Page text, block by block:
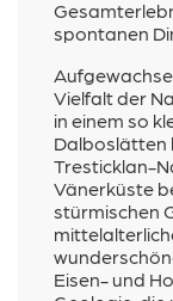
spontanen
Vielfalt der
in einem so
Dalboslätten
Tresticklan-
Vänerküste
stürmischen
Eisen- und